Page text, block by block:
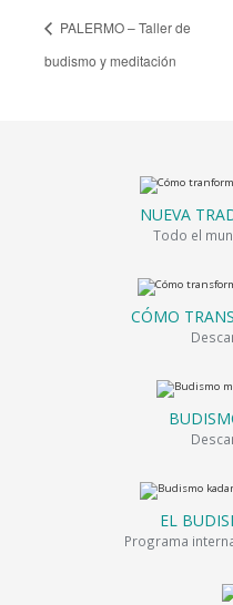
PALERMO – Taller de
budismo y meditación
NUEVA
Todo el
CÓMO
EL
Programa